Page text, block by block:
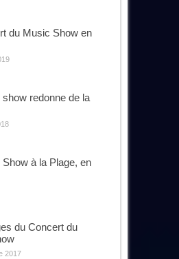
du Music Show en
redonne de la
à la Plage, en
du Concert du
2017